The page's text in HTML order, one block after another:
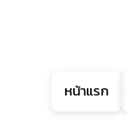
หน้าแรก